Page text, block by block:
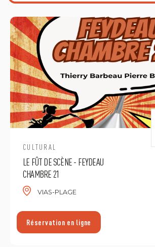
CULTURAL
LE FÛT DE SCÈNE - FEYDEAU
CHAMBRE 21
VIAS-PLAGE
Réservation en ligne